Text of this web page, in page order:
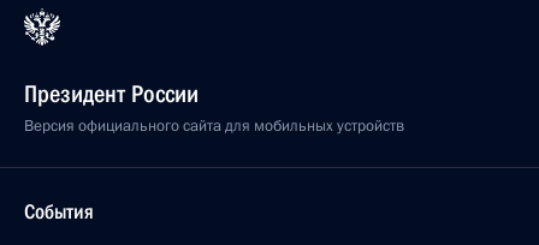
Президент России
Версия официального сайта для мобильных устройств
События